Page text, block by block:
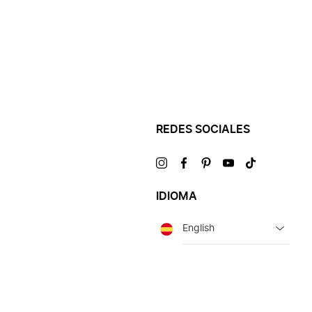
REDES SOCIALES
VisítanosVisítanosVisítanosVisítanosVisítanos
IDIOMA
Idioma